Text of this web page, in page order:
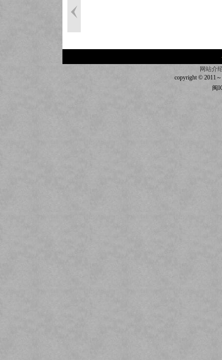
网站介
copyright © 2011
闽